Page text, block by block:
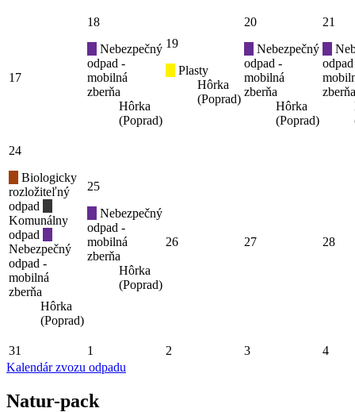
17
18
Nebezpečný
odpad -
mobilná
zberňa
Hôrka
(Poprad)
19
Plasty
Hôrka
(Poprad)
20
Nebezpečný
odpad -
mobilná
zberňa
Hôrka
(Poprad)
21
zberňa
24
Biologicky
rozložiteľný
odpad
Komunálny
odpad
Nebezpečný
odpad -
mobilná
zberňa
Hôrka
(Poprad)
25
Nebezpečný
odpad -
mobilná
zberňa
Hôrka
(Poprad)
26 27 28
31 1 2 3
4
Kalendár zvozu odpadu
Natur-pack